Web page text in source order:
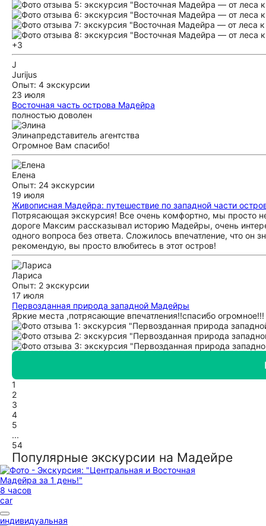
+3
J
Jurijus
Опыт: 4 экскурсии
23 июля
Восточная часть острова Мадейра
полностью доволен
Элинапредставитель агентства
Огромное Вам спасибо!
Елена
Опыт: 24 экскурсии
19 июля
Живописная Мадейра: путешествие по западной части
Потрясающая экскурсия! Все очень комфортно, мы просто
дороге Максим рассказывал историю Мадейры, очень
одного вопроса без ответа. Сложилось впечатление, что он
рекомендую, вы просто влюбитесь в этот остров!
Лариса
Опыт: 2 экскурсии
17 июля
Первозданная природа западной Мадейры
Яркие места ,потрясающие впечатления!!спасибо огромное!!!
1
2
3
4
5
...
54
Популярные экскурсии на Мадейре
8 часов
car
индивидуальная